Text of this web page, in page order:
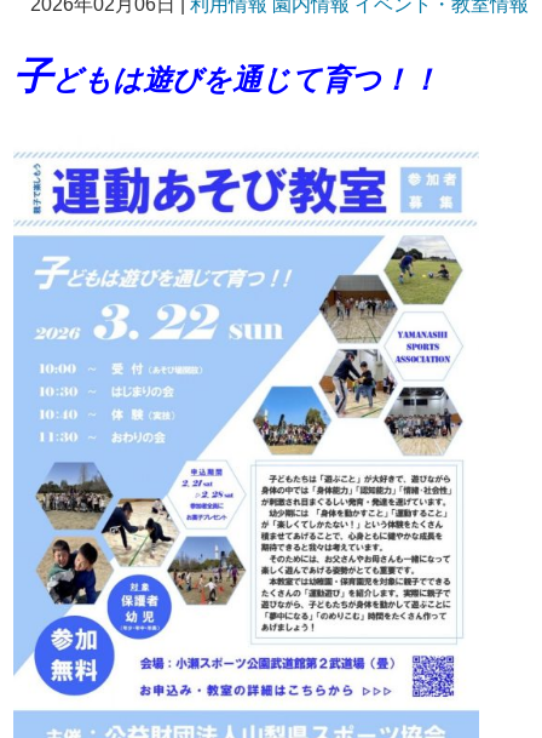
2026年02月06日 | 利用情報 園内情報 イベント・教室情報
子どもは遊びを通じて育つ！！